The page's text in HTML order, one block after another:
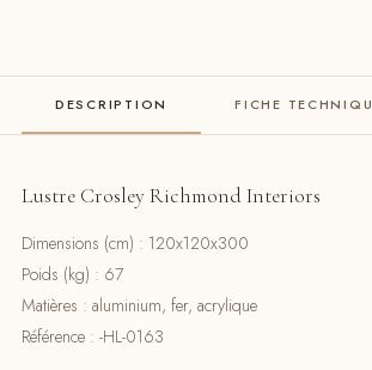
DESCRIPTION FICHE
Lustre Crosley Richmond Interiors
Dimensions (cm) : 120x120x300
Poids (kg) : 67
Matières : aluminium, fer, acrylique
Référence : -HL-0163